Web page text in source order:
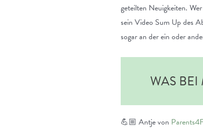
geteilten Neuigkeiten.
sein Video Sum Up des
sogar an der ein oder
WAS
💪🏼 Antje von